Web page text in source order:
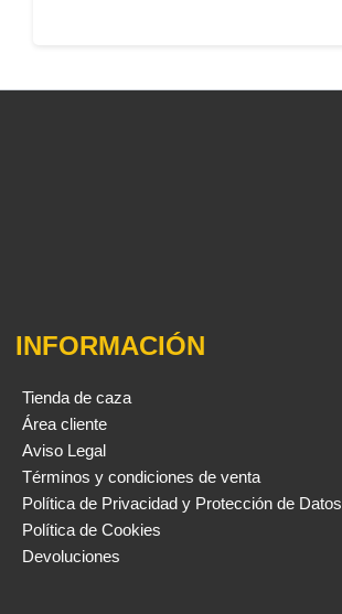
INFORMACIÓN
Tienda de caza
Área cliente
Aviso Legal
Términos y condiciones de venta
Política de Privacidad y Protección de Datos
Política de Cookies
Devoluciones